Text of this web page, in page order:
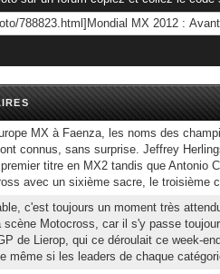
MX à Faenza, les noms des
connus, sans surprise. Jeffrey
titre en MX2 tandis que Antonio
avec un sixième sacre, le troisième
c'est toujours un moment très
scène Motocross, car il s'y passe
de Lierop, qui ce déroulait ce week-
même si les leaders de chaque